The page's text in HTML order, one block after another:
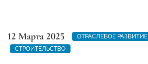
12 Марта 2025
ОТРАСЛЕВОЕ РАЗВИТИЕ
СТРОИТЕЛЬСТВО